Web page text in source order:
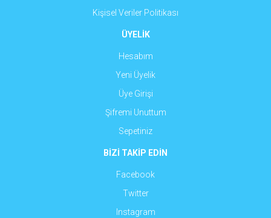
Kişisel Veriler Politikası
ÜYELİK
Hesabım
Yeni Üyelik
Üye Girişi
Şifremi Unuttum
Sepetiniz
BİZİ TAKİP EDİN
Facebook
Twitter
Instagram